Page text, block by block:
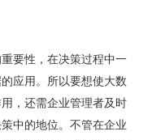
要性，在决策过程中一
应用。所以要想使大数
，还需企业管理者及时
中的地位。不管在企业